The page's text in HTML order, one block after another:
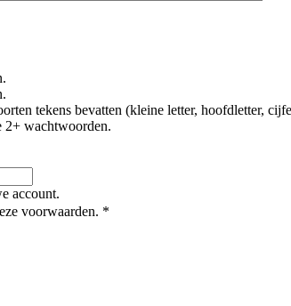
tekens bevatten (kleine letter, hoofdletter,
2+ wachtwoorden.
account.
voorwaarden. *